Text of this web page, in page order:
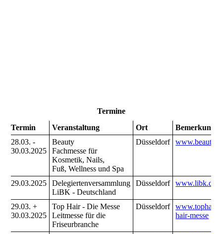
Termine
Termin
Veranstaltung Ort
Bemerkung/
28.03. -
30.03.2025
Beauty
Fachmesse für
Kosmetik, Nails,
Fuß, Wellness und Spa
Düsseldorf
29.03.2025
Delegiertenversammlung
LiBK - Deutschland
Düsseldorf www.libk.de
29.03. +
30.03.2025
Top Hair - Die Messe
Leitmesse für die
Friseurbranche
Düsseldorf
hair-messe